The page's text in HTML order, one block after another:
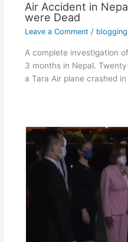
Air Accident in
were Dead
Leave a Comment / blogging
A complete investigation
3 months in Nepal.
a Tara Air plane crashed in